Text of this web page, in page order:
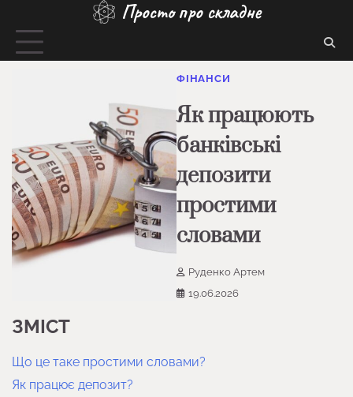
вмісту
Просто про складне
ФІНАНСИ
Як працюють
банківські
депозити
простими
словами
Руденко Артем
19.06.2026
ЗМІСТ
Що це таке простими словами?
Як працює депозит?